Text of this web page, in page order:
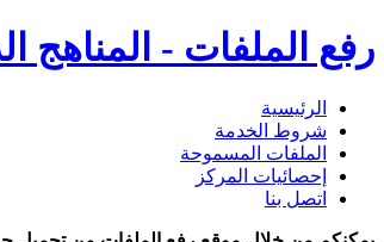
رفع الملفات - المناهج
الرئيسية
شروط الخدمة
الملفات المسموحة
إحصائيات المركز
اتصل بنا